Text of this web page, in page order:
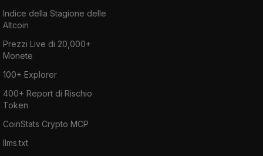
Indice della Stagione delle
Altcoin
Prezzi Live di 20,000+
Monete
100+ Explorer
400+ Report di Rischio
Token
CoinStats Crypto MCP
llms.txt